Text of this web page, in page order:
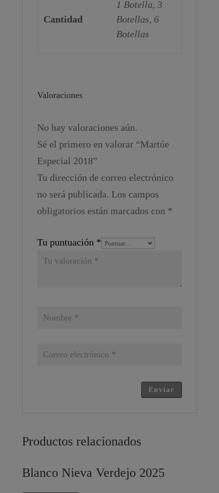
Cantidad
1 Botella, 3
Botellas, 6
Botellas
Valoraciones
No hay valoraciones aún.
Sé el primero en valorar “Martúe
Especial 2018”
Tu dirección de correo electrónico
no será publicada. Los campos
obligatorios están marcados con *
Tu puntuación *
Productos relacionados
Blanco Nieva Verdejo 2025